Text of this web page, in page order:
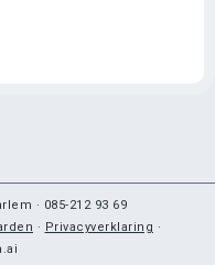
· 085-212 93 69
· Privacyverklaring ·